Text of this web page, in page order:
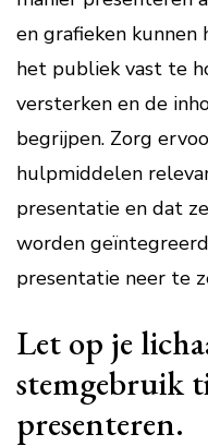
en grafieken kunnen
het publiek vast te
versterken en de
begrijpen. Zorg
hulpmiddelen
presentatie en dat
worden
presentatie neer te
Let op je
stemgebruik
presenteren.